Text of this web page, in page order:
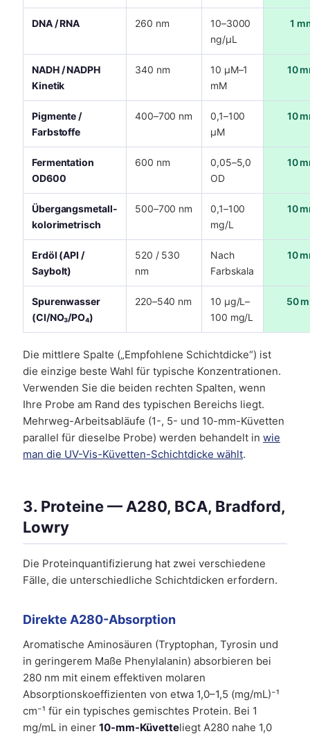
DNA / RNA 260 nm
10–3000
ng/µL
1
NADH / NADPH
Kinetik
340 nm
10 µM–1
mM
10
Pigmente /
Farbstoffe
400–700 nm
0,1–100
µM
10
Fermentation
OD600
600 nm
0,05–5,0
OD
10
Übergangsmetall-
kolorimetrisch
500–700 nm
0,1–100
mg/L
10
Erdöl (API /
Saybolt)
520 / 530
nm
Nach
Farbskala
10
Spurenwasser
(Cl/NO₃/PO₄)
220–540 nm
10 µg/L–
100 mg/L
50
Die mittlere Spalte („Empfohlene Schichtdicke“) ist
die einzige beste Wahl für typische Konzentrationen.
Verwenden Sie die beiden rechten Spalten, wenn
Ihre Probe am Rand des typischen Bereichs liegt.
Mehrweg-Arbeitsabläufe (1-, 5- und 10-mm-Küvetten
parallel für dieselbe Probe) werden behandelt in wie
man die UV-Vis-Küvetten-Schichtdicke wählt.
3. Proteine — A280, BCA, Bradford,
Lowry
Die Proteinquantifizierung hat zwei verschiedene
Fälle, die unterschiedliche Schichtdicken erfordern.
Direkte A280-Absorption
Aromatische Aminosäuren (Tryptophan, Tyrosin und
in geringerem Maße Phenylalanin) absorbieren bei
280 nm mit einem effektiven molaren
Absorptionskoeffizienten von etwa 1,0–1,5 (mg/mL)⁻¹
cm⁻¹ für ein typisches gemischtes Protein. Bei 1
mg/mL in einer 10-mm-Küvetteliegt A280 nahe 1,0